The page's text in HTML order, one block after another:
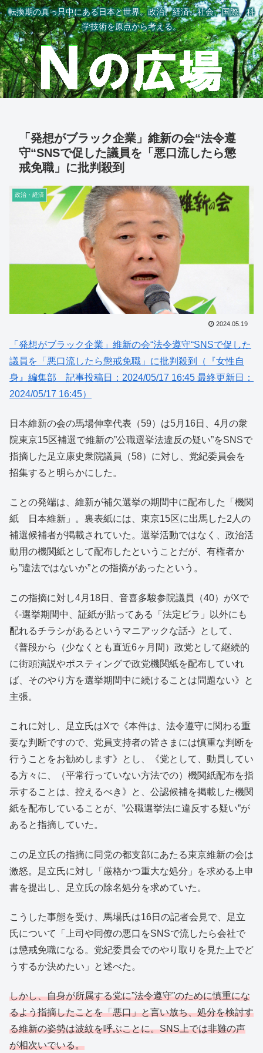
転換期の真っ只中にある日本と世界。政治、経済、社会、国際、科
学技術を原点から考える。
「発想がブラック企業」維新の会“法令遵
守“SNSで促した議員を「悪口流したら懲
戒免職」に批判殺到
政治・経済
2024.05.19
「発想がブラック企業」維新の会“法令遵守“SNSで促した
議員を「悪口流したら懲戒免職」に批判殺到（『女性自
身』編集部 記事投稿日：2024/05/17 16:45 最終更新日：
2024/05/17 16:45）
日本維新の会の馬場伸幸代表（59）は5月16日、4月の衆
院東京15区補選で維新の”公職選挙法違反の疑い”をSNSで
指摘した足立康史衆院議員（58）に対し、党紀委員会を
招集すると明らかにした。
ことの発端は、維新が補欠選挙の期間中に配布した「機関
紙 日本維新」。裏表紙には、東京15区に出馬した2人の
補選候補者が掲載されていた。選挙活動ではなく、政治活
動用の機関紙として配布したということだが、有権者か
ら”違法ではないか”との指摘があったという。
この指摘に対し4月18日、音喜多駿参院議員（40）がXで
《-選挙期間中、証紙が貼ってある「法定ビラ」以外にも
配れるチラシがあるというマニアックな話-》として、
《普段から（少なくとも直近6ヶ月間）政党として継続的
に街頭演説やポスティングで政党機関紙を配布していれ
ば、そのやり方を選挙期間中に続けることは問題ない》と
主張。
これに対し、足立氏はXで《本件は、法令遵守に関わる重
要な判断ですので、党員支持者の皆さまには慎重な判断を
行うことをお勧めします》とし、《党として、動員してい
る方々に、（平常行っていない方法での）機関紙配布を指
示することは、控えるべき》と、公認候補を掲載した機関
紙を配布していることが、”公職選挙法に違反する疑い”が
あると指摘していた。
この足立氏の指摘に同党の都支部にあたる東京維新の会は
激怒。足立氏に対し「厳格かつ重大な処分」を求める上申
書を提出し、足立氏の除名処分を求めていた。
こうした事態を受け、馬場氏は16日の記者会見で、足立
氏について「上司や同僚の悪口をSNSで流したら会社で
は懲戒免職になる。党紀委員会でのやり取りを見た上でど
うするか決めたい」と述べた。
しかし、自身が所属する党に”法令遵守”のために慎重にな
るよう指摘したことを「悪口」と言い放ち、処分を検討す
る維新の姿勢は波紋を呼ぶことに。SNS上では非難の声
が相次いでいる。